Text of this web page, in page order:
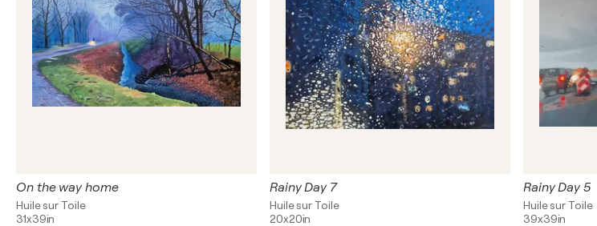
On the way home
Huile sur Toile
31x39in
Rainy Day 7
Huile sur Toile
20x20in
Rainy Day 5
Huile sur Toile
39x39in